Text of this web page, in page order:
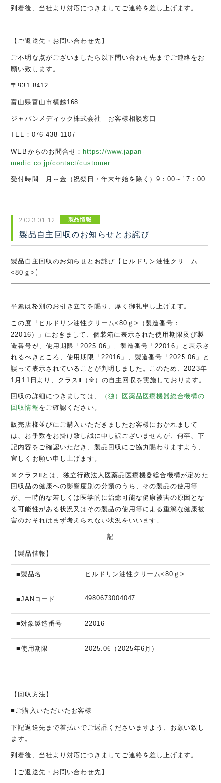
到着後、当社より対応につきましてご連絡を差し上げます。
【ご返送先・お問い合わせ先】
ご不明な点がございましたら以下問い合わせ先までご連絡をお
願い致します。
〒931-8412
富山県富山市横越 168
ジャパンメディック株式会社 お客様相談窓口
TEL ： 076-438-1107
WEB からのお問合せ： https://www.japan-
medic.co.jp/contact/customer
受付時間 … 月～金（祝祭日・年末年始を除く）9 ：00 ～ 17 ： 00
2023.01.12 製品情報
製品自主回収のお知らせとお詫び
製品自主回収のお知らせとお詫び【ヒルドリン油性クリーム
<80 ｇ > 】
平素は格別のお引き立てを賜り、厚く御礼申し上げます。
この度「ヒルドリン油性クリーム<80 ｇ>
（製造番号：
22016 ）」におきまして、個装箱に表示された使用期限及び製
造番号が、使用期限「 2025.06 」、製造番号「 22016 」と表示さ
れるべきところ、使用期限「 22016 」、製造番号「 2025.06 」と
誤って表示されていることが判明しました。このため、 2023年
1 月 11 日より、クラス Ⅱ （ ※ ）の自主回収を実施しております。
回収の詳細につきましては、
（独）医薬品医療機器総合機構の
回収情報 をご確認ください。
販売店様並びにご購入いただきましたお客様におかれまして
は、お手数をお掛け致し誠に申し訳ございませんが、何卒、下
記内容をご確認いただき、製品回収にご協力賜わりますよう、
宜しくお願い申し上げます。
※ クラス Ⅱ とは、独立行政法人医薬品医療機器総合機構が定めた
回収品の健康への影響度別の分類のうち、その製品の使用等
が、一時的な若しくは医学的に治癒可能な健康被害の原因とな
る可能性がある状況又はその製品の使用等による重篤な健康被
害のおそれはまず考えられない状況をいいます。
記
【製品情報】
■製品名 ヒルドリン油性クリーム<80 ｇ>
■JAN コード 4980673004047
■対象製造番号 22016
■使用期限 2025.06 （ 2025年6 月）
【回収方法】
■ご購入いただいたお客様
下記返送先まで着払いでご返品くださいますよう、お願い致し
ます。
到着後、当社より対応につきましてご連絡を差し上げます。
【ご返送先・お問い合わせ先】